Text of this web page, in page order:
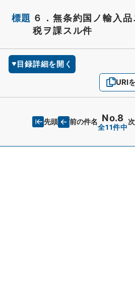
標題 ６．無条約国ノ輸入
税ヲ課スル件
目録詳細を開く
URI
先頭 前の件名 No.8
全11件中